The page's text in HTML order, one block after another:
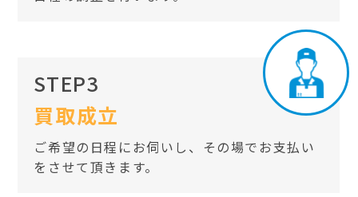
STEP3
買取成立
ご希望の日程にお伺いし、その場でお支払い
をさせて頂きます。